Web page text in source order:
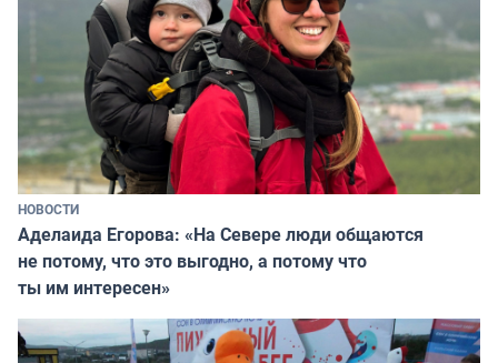
НОВОСТИ
Аделаида Егорова: «На Севере люди общаются
не потому, что это выгодно, а потому что
ты им интересен»